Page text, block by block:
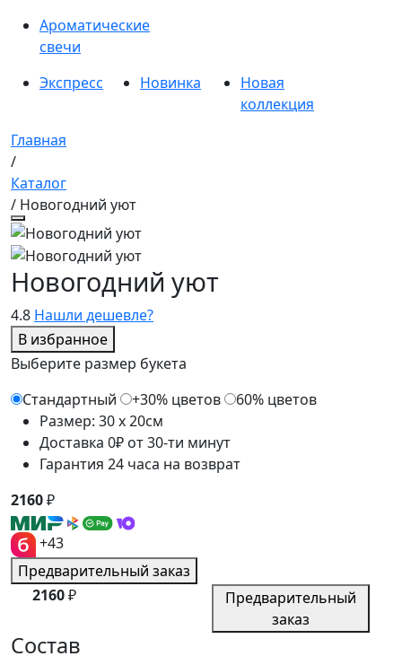
Ароматические
свечи
Экспресс
Новинка
Новая
коллекция
Главная
/
Каталог
/ Новогодний уют
4.8 Нашли дешевле?
В избранное
Новогодний уют
Выберите размер букета
Стандартный
+30% цветов
60% цветов
Размер: 30 x 20см
Доставка 0₽ от 30-ти минут
Гарантия 24 часа на возврат
2160₽
+43
Предварительный заказ
2160₽
Предварительный
заказ
Состав